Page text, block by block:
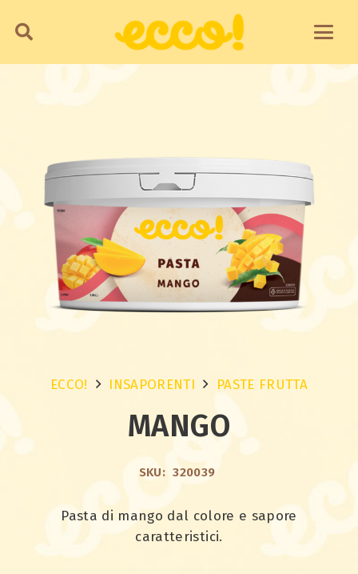
ECCO! INSAPORENTI PASTE FRUTTA
MANGO
SKU: 320039
Pasta di mango dal colore e sapore
caratteristici.